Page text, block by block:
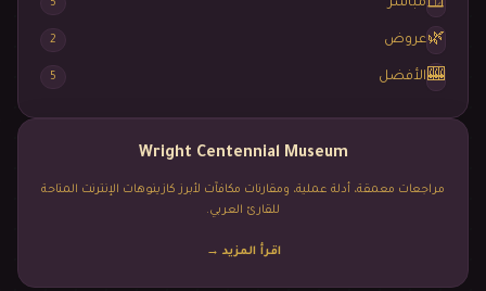
مباشر 5
🌿عروض 2
🎰الأفضل 5
Wright Centennial Museum
مراجعات معمقة، أدلة عملية، ومقارنات مكافآت لأبرز كازينوهات الإنترنت المتاحة
للقارئ العربي.
اقرأ المزيد →